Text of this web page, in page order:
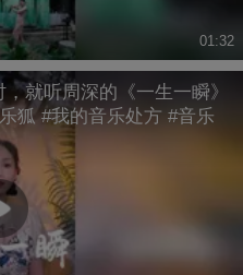
01:32
就听周深的《一生一瞬》
狐 #我的音乐处方 #音乐